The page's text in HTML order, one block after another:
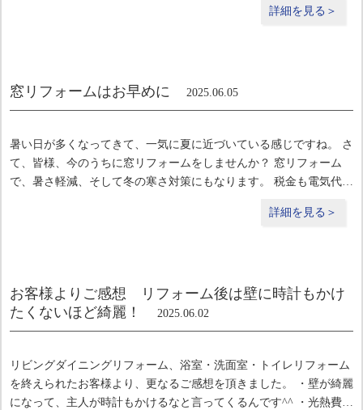
詳細を見る＞
窓リフォームはお早めに 2025.06.05
暑い日が多くなってきて、一気に夏に近づいている感じですね。 さ
て、皆様、今のうちに窓リフォームをしませんか？ 窓リフォーム
で、暑さ軽減、そして冬の寒さ対策にもなります。 税金も電気代も
詳細を見る＞
お客様よりご感想 リフォーム後は壁に時計もかけ
たくないほど綺麗！
2025.06.02
リビングダイニングリフォーム、浴室・洗面室・トイレリフォーム
を終えられたお客様より、更なるご感想を頂きました。 ・壁が綺麗
になって、主人が時計もかけるなと言ってくるんです^^ ・光熱費が